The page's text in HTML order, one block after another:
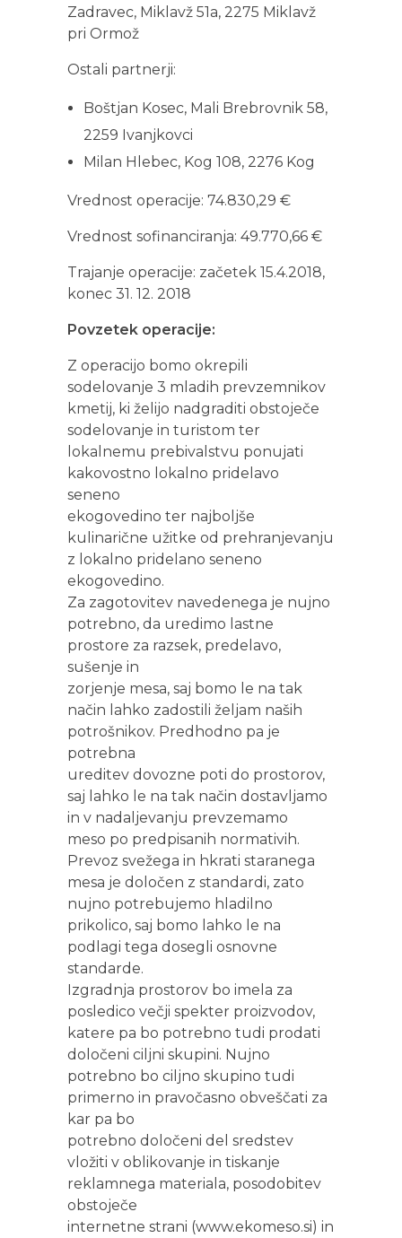
Zadravec, Miklavž 51a, 2275 Miklavž
pri Ormož
Ostali partnerji:
Boštjan Kosec, Mali Brebrovnik 58,
2259 Ivanjkovci
Milan Hlebec, Kog 108, 2276 Kog
Vrednost operacije: 74.830,29 €
Vrednost sofinanciranja: 49.770,66 €
Trajanje operacije: začetek 15.4.2018,
konec 31. 12. 2018
Povzetek operacije:
Z operacijo bomo okrepili
sodelovanje 3 mladih prevzemnikov
kmetij, ki želijo nadgraditi obstoječe
sodelovanje in turistom ter
lokalnemu prebivalstvu ponujati
kakovostno lokalno pridelavo
seneno
ekogovedino ter najboljše
kulinarične užitke od prehranjevanju
z lokalno pridelano seneno
ekogovedino.
Za zagotovitev navedenega je nujno
potrebno, da uredimo lastne
prostore za razsek, predelavo,
sušenje in
zorjenje mesa, saj bomo le na tak
način lahko zadostili željam naših
potrošnikov. Predhodno pa je
potrebna
ureditev dovozne poti do prostorov,
saj lahko le na tak način dostavljamo
in v nadaljevanju prevzemamo
meso po predpisanih normativih.
Prevoz svežega in hkrati staranega
mesa je določen z standardi, zato
nujno potrebujemo hladilno
prikolico, saj bomo lahko le na
podlagi tega dosegli osnovne
standarde.
Izgradnja prostorov bo imela za
posledico večji spekter proizvodov,
katere pa bo potrebno tudi prodati
določeni ciljni skupini. Nujno
potrebno bo ciljno skupino tudi
primerno in pravočasno obveščati za
kar pa bo
potrebno določeni del sredstev
vložiti v oblikovanje in tiskanje
reklamnega materiala, posodobitev
obstoječe
internetne strani (www.ekomeso.si) in